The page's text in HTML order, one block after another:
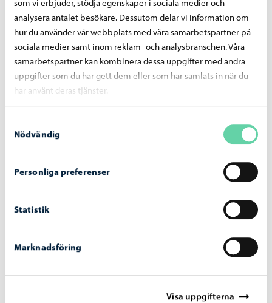
som vi erbjuder, stödja egenskaper i sociala medier och
analysera antalet besökare. Dessutom delar vi information om
hur du använder vår webbplats med våra samarbetspartner på
sociala medier samt inom reklam- och analysbranschen. Våra
samarbetspartner kan kombinera dessa uppgifter med andra
uppgifter som du har gett dem eller som har samlats in när du
har använt deras tjänster.
Nödvändig
Personliga preferenser
Statistik
Marknadsföring
Visa uppgifterna
Övriga ärenden
Övriga ärenden beslöt nämnden i enlighet med
föredragningslistan.
Ansökan om partnerskap öppnar redan i
alternativ